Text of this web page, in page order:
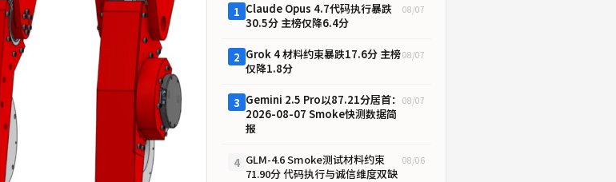
1 Claude Opus 4.7代码执行暴跌
30.5分 主榜仅降6.4分
08/07
2 Grok 4 材料约束暴跌17.6分 主榜
仅降1.8分
08/07
3 Gemini 2.5 Pro以87.21分居首：
2026-08-07 Smoke快测数据简
报
08/07
4 GLM-4.6 Smoke测试材料约束
71.90分 代码执行与诚信维度双缺
08/06